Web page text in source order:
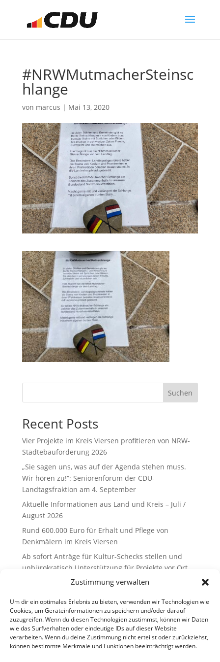
Zustimmung verwalten
Um dir ein optimales Erlebnis zu bieten, verwenden wir Technologien wie
Cookies, um Geräteinformationen zu speichern und/oder darauf
zuzugreifen. Wenn du diesen Technologien zustimmst, können wir Daten
wie das Surfverhalten oder eindeutige IDs auf dieser Website
verarbeiten. Wenn du deine Zustimmung nicht erteilst oder zurückziehst,
können bestimmte Merkmale und Funktionen beeinträchtigt werden.
#NRWMutmacherSteinsc
hlange
von marcus | Mai 13, 2020
Suchen
Recent Posts
Vier Projekte im Kreis Viersen profitieren von NRW-
Städtebauförderung 2026
„Sie sagen uns, was auf der Agenda stehen muss.
Wir hören zu!“: Seniorenforum der CDU-
Landtagsfraktion am 4. September
Aktuelle Informationen aus Land und Kreis – Juli /
August 2026
Rund 600.000 Euro für Erhalt und Pflege von
Denkmälern im Kreis Viersen
Ab sofort Anträge für Kultur-Schecks stellen und
unbürokratisch Unterstützung für Projekte vor Ort
Recent Comments
Es sind keine Kommentare vorhanden.